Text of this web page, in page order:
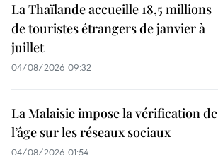
La Thaïlande accueille 18,5 millions
de touristes étrangers de janvier à
juillet
04/08/2026 09:32
La Malaisie impose la vérification de
l’âge sur les réseaux sociaux
04/08/2026 01:54